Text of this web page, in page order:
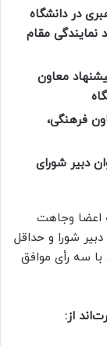
در دانشگاه
مقام
معاون
فرهنگی،
دبیر شورای
اعضا وجاهت
شورا و حداقل
سه رأی موافق
از: